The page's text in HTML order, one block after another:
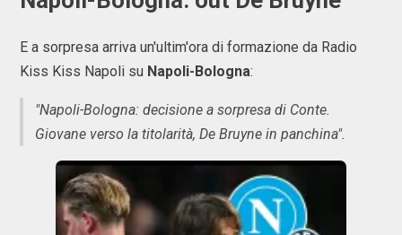
E a sorpresa arriva un'ultim'ora di formazione da Radio
Kiss Kiss Napoli su Napoli-Bologna:
"Napoli-Bologna: decisione a sorpresa di Conte.
Giovane verso la titolarità, De Bruyne in panchina".